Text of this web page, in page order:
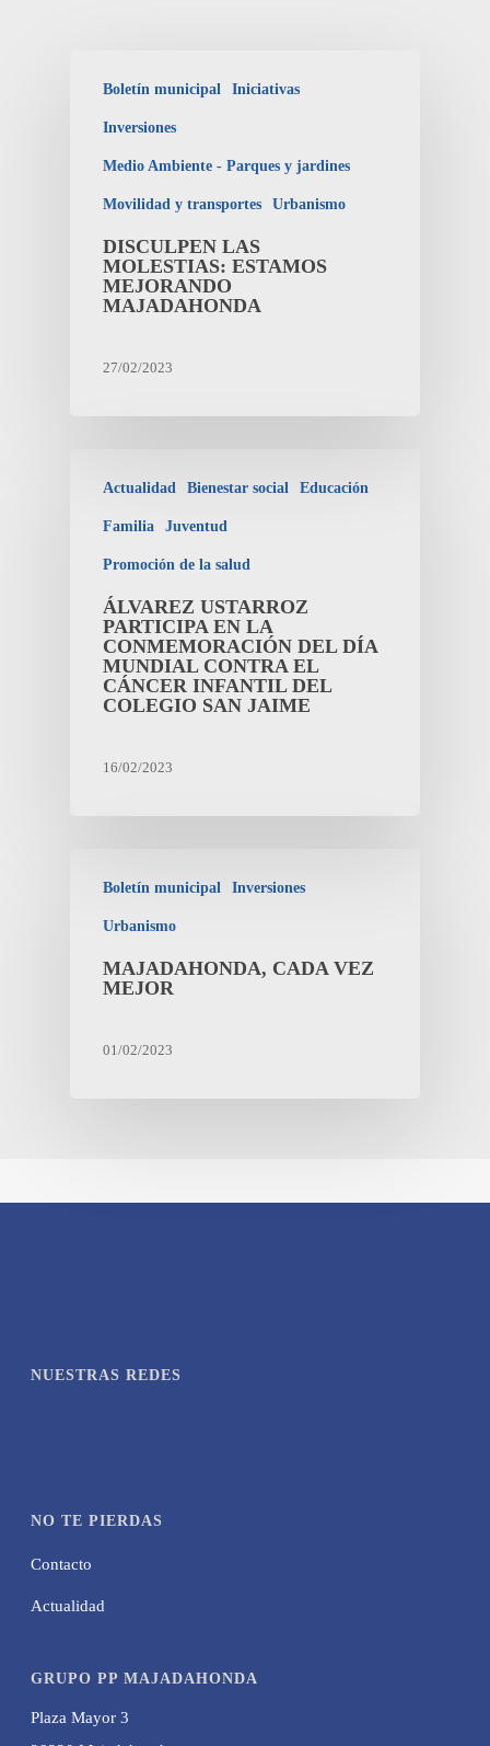
Boletín municipal Iniciativas
Inversiones
Medio Ambiente - Parques y jardines
Movilidad y transportes Urbanismo
DISCULPEN LAS
MOLESTIAS: ESTAMOS
MEJORANDO
MAJADAHONDA
27/02/2023
Actualidad Bienestar social Educación
Familia Juventud
Promoción de la salud
ÁLVAREZ USTARROZ
PARTICIPA EN LA
CONMEMORACIÓN DEL DÍA
MUNDIAL CONTRA EL
CÁNCER INFANTIL DEL
COLEGIO SAN JAIME
16/02/2023
Boletín municipal Inversiones
Urbanismo
MAJADAHONDA, CADA VEZ
MEJOR
01/02/2023
NUESTRAS REDES
NO TE PIERDAS
Contacto
Actualidad
GRUPO PP MAJADAHONDA
Plaza Mayor 3